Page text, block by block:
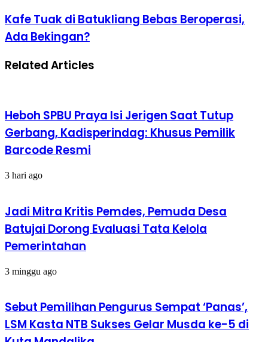
Kafe Tuak di Batukliang Bebas Beroperasi,
Ada Bekingan?
Related Articles
Heboh SPBU Praya Isi Jerigen Saat Tutup
Gerbang, Kadisperindag: Khusus Pemilik
Barcode Resmi
3 hari ago
Jadi Mitra Kritis Pemdes, Pemuda Desa
Batujai Dorong Evaluasi Tata Kelola
Pemerintahan
3 minggu ago
Sebut Pemilihan Pengurus Sempat ‘Panas’,
LSM Kasta NTB Sukses Gelar Musda ke-5 di